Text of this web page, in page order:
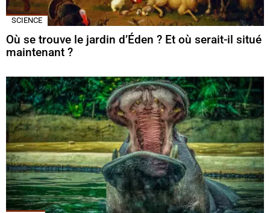
SCIENCE
Où se trouve le jardin d’Éden ? Et où serait-il situé
maintenant ?